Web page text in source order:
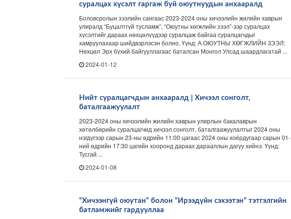
суралцах хүсэлт гаргаж буй оюутнуудын анхааралд
Боловсролын зээлийн сангаас 2023-2024 оны хичээлийн жилийн хаврын
улиралд “Буцалтгүй тусламж”, “Оюутны хөгжлийн зээл”-ээр суралцах
хүсэлтийг дараах нөхцөлүүдээр суралцаж байгаа суралцагчдыг
хамруулахаар шийдвэрлэсэн болно. Үүнд: А.ОЮУТНЫ ХӨГЖЛИЙН ЗЭЭЛ:
Нөхцөл Эрх бүхий байгууллагаас баталсан Монгол Улсад шаардлагатай ...
2024-01-12
Нийт суралцагчдын анхааралд | Хичээл сонголт,
баталгаажуулалт
2023-2024 оны хичээлийн жилийн хаврын улирлын бакалаврын
хөтөлбөрийн суралцагчид хичээл сонголт, баталгаажуулалтыг 2024 оны
нэгдүгээр сарын 23-ны өдрийн 11:00 цагаас 2024 оны хоёрдугаар сарын 01-
ний өдрийн 17:30 цагийн хооронд дараах дарааллын дагуу хийнэ. Үүнд:
Тусгай ...
2024-01-08
“Хичээнгүй оюутан” болон “Ирээдүйн сэхээтэн” тэтгэлгийн
батламжийг гардууллаа